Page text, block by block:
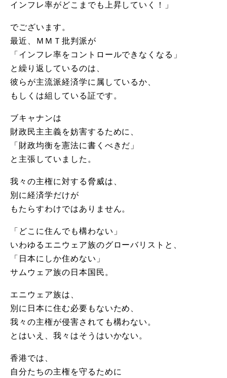
インフレ率がどこまでも上昇していく！」
でございます。
最近、ＭＭＴ批判派が
「インフレ率をコントロールできなくなる」
と繰り返しているのは、
彼らが主流派経済学に属しているか、
もしくは組している証です。
ブキャナンは
財政民主主義を妨害するために、
「財政均衡を憲法に書くべきだ」
と主張していました。
我々の主権に対する脅威は、
別に経済学だけが
もたらすわけではありません。
「どこに住んでも構わない」
いわゆるエニウェア族のグローバリストと、
「日本にしか住めない」
サムウェア族の日本国民。
エニウェア族は、
別に日本に住む必要もないため、
我々の主権が侵害されても構わない。
とはいえ、我々はそうはいかない。
香港では、
自分たちの主権を守るために